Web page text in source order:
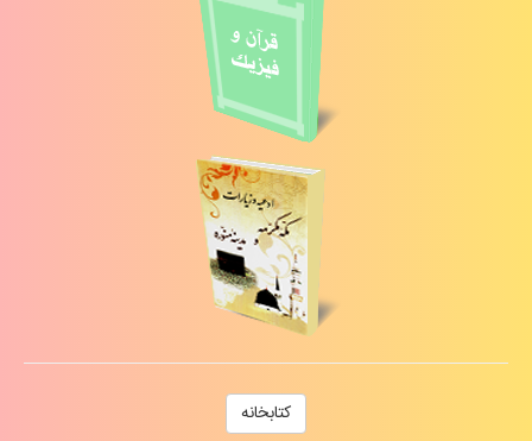
كتابخانه